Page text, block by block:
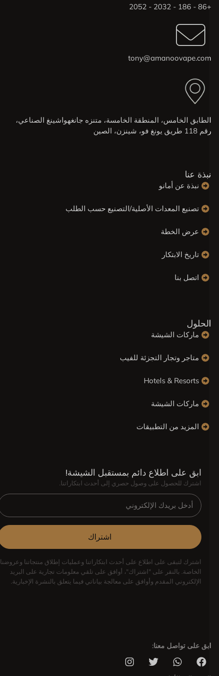
الخامس، المنطقة الخامسة، متنزه جانغهواشينغ الصناعي،
يونغ فو، شينزن، الصين
عنا
نبذة عن أمانو
تصنيع المعدات الأصلية/التصنيع حسب الطلب
عرض الخطة
تاريخ الابتكار
اتصل بنا
ماركات الشيشة
متاجر وتجار التجزئة للفيب
Hotels & Resorts
ماركات الشيشة
المزيد من التطبيقات
ابق على اطلاع دائم بمستقبل الشيشة!
اشترك للحصول على وصول حصري إلى أحدث ابتكاراتنا.
اشتراك
اشترك لتبقى على اطلاع على أحدث ابتكاراتنا وعمليات إطلاق منتجاتنا وعروضنا
الخاصة. بالنقر على "اشتراك"، أوافق على تلقي معلومات تجارية على البريد
الإلكتروني المقدم وأوافق على معالجة بياناتي فيما يتعلق بالنشرة الإخبارية.
على تواصل معنا: